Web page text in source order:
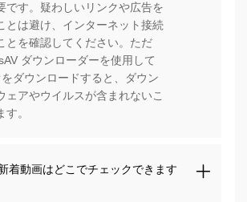
です。疑わしいリンクや広告を
とは避け、インターネット接続
とを確認してください。ただ
ダウンローダーを使用して
ダウンロードすると、ダウン
ェアやウイルスが含まれないこ
。
着動画はどこでチェックできます